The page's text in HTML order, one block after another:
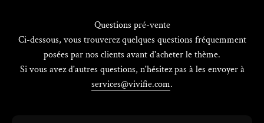
Questions pré-vente
Ci-dessous, vous trouverez quelques questions fréquemment
posées par nos clients avant d'acheter le thème.
Si vous avez d'autres questions, n'hésitez pas à les envoyer à
services@vivifie.com.